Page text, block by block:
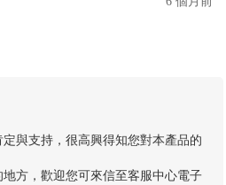
與支持，很高興得知您對本產品的
方，歡迎您可來信至客服中心電子